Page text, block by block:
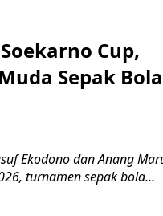
Cup,
Sepak Bola
Ekodono dan Anang
turnamen sepak bola...